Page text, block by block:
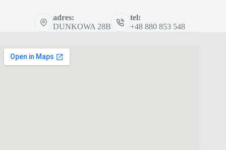
adres:
DUNKOWA 28B
tel:
+48 880 853 548